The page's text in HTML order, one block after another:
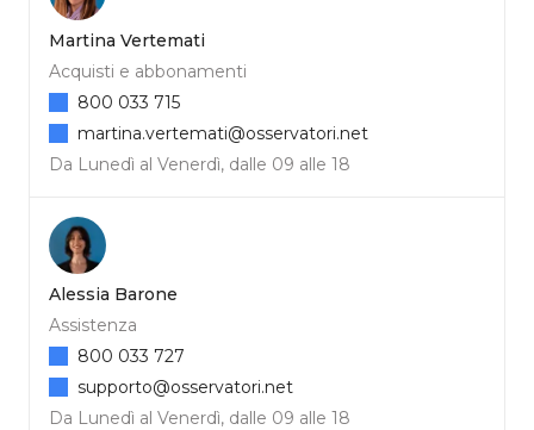
Martina Vertemati
Acquisti e abbonamenti
Da Lunedì al Venerdì, dalle 09 alle 18
800 033 715
martina.vertemati@osservatori.net
Alessia Barone
Assistenza
Da Lunedì al Venerdì, dalle 09 alle 18
800 033 727
supporto@osservatori.net